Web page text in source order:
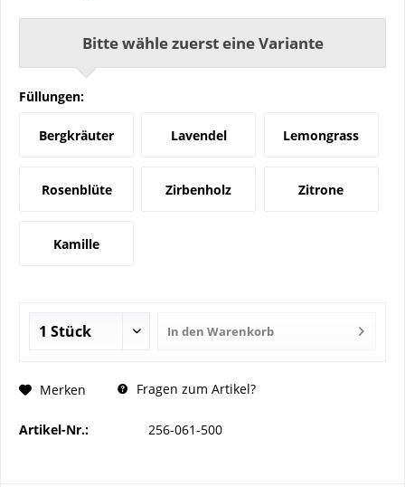
Bitte wähle zuerst eine Variante
Füllungen:
Bergkräuter Lavendel Lemongrass
Rosenblüte Zirbenholz Zitrone
Kamille
In den Warenkorb
Merken Fragen zum Artikel?
Artikel-Nr.: 256-061-500